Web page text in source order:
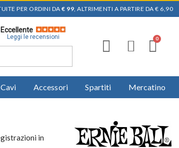
PER ORDINI DA € 99, ALTRIMENTI A PARTIRE DA € 6,90
Eccellente
Leggi le recensioni
Cavi Accessori Spartiti Mercatino
in